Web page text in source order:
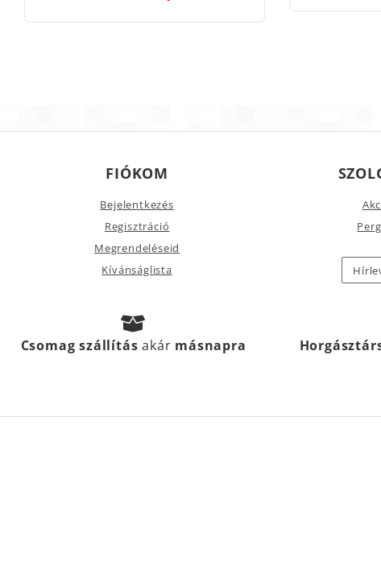
FIÓKOM
Bejelentkezés
Regisztráció
Megrendeléseid
Kívánságlista
Csomag szállításakár másnapra